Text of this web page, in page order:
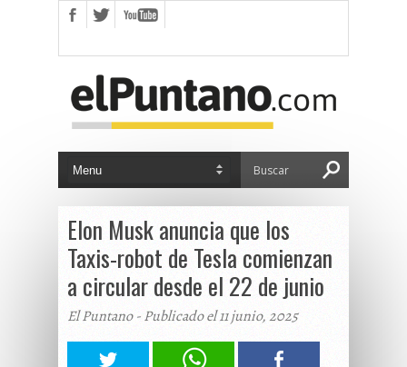
Elon Musk anuncia que los
Taxis-robot de Tesla comienzan
a circular desde el 22 de junio
El Puntano - Publicado el 11 junio, 2025